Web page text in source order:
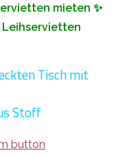
mieten ✨
Leihservietten
Tisch mit
Stoff